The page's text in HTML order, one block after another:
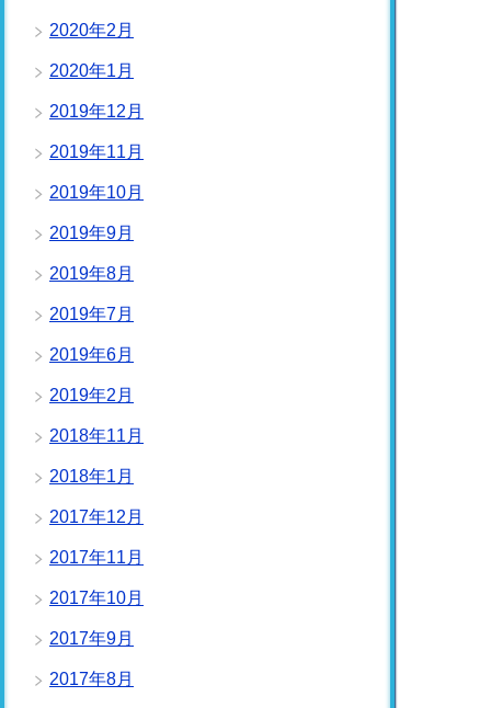
2020年2月
2020年1月
2019年12月
2019年11月
2019年10月
2019年9月
2019年8月
2019年7月
2019年6月
2019年2月
2018年11月
2018年1月
2017年12月
2017年11月
2017年10月
2017年9月
2017年8月